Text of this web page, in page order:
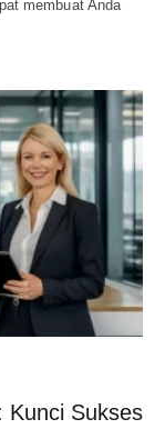
membuat Anda
Kunci Sukses